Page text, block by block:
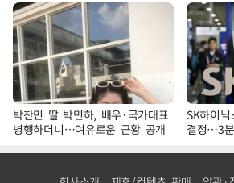
박찬민 딸 박민하, 배우·국가대표
병행하더니…여유로운 근황 공개
SK하이
결정…3
표